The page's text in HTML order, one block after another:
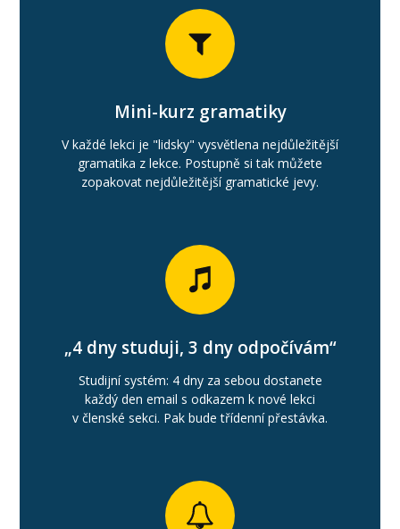
Mini-kurz gramatiky
V každé lekci je "lidsky" vysvětlena nejdůležitější
gramatika z lekce. Postupně si tak můžete
zopakovat nejdůležitější gramatické jevy.
„4 dny studuji, 3 dny odpočívám“
Studijní systém: 4 dny za sebou dostanete
každý den email s odkazem k nové lekci
v členské sekci. Pak bude třídenní přestávka.